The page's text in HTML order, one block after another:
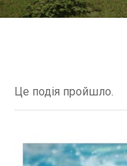
Це подія пройшло.